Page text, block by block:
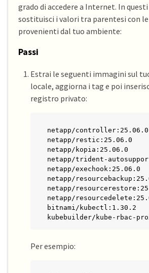
grado di accedere a Internet. In
sostituisci i valori tra parentesi con
provenienti dal tuo ambiente:
Passi
Estrai le seguenti immagini sul
locale, aggiorna i tag e poi
registro privato:
netapp/controller:25.06.0
netapp/restic:25.06.0
netapp/kopia:25.06.0
netapp/trident-
netapp/exechook:25.06.0
netapp/
netapp/
netapp/
bitnami/kubectl:1.30.2
kubebuilder/kube-rbac-
Per esempio: